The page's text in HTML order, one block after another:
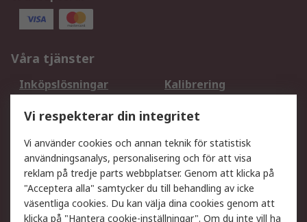
Våra tjänster
Inköpslösningar
Kalibrering
DesignSpark
Teknisk Support
Ditt lokala säljteam
Exportlösningar
Support
Få hjälp
Retur av varor
Vi respekterar din integritet
Vi använder cookies och annan teknik för statistisk
användningsanalys, personalisering och för att visa
reklam på tredje parts webbplatser. Genom att klicka på
"Acceptera alla" samtycker du till behandling av icke
väsentliga cookies. Du kan välja dina cookies genom att
klicka på "Hantera cookie-inställningar". Om du inte vill ha